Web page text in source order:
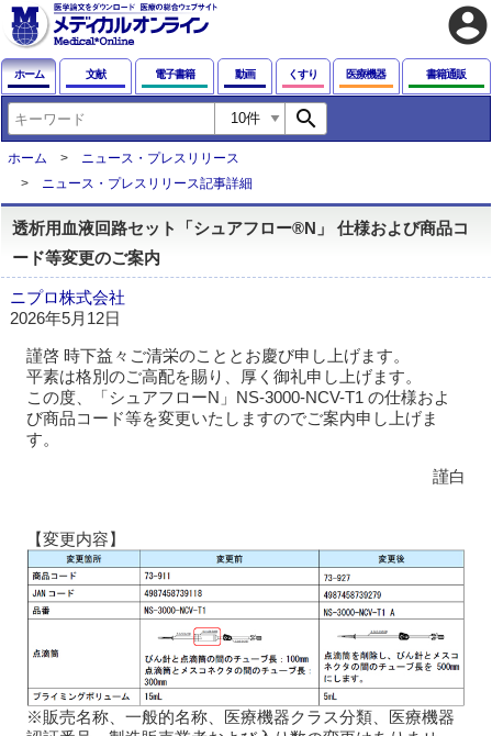
account_circle
ホーム 文献 電子書籍 動画 くすり 医療機器 書籍通販
search
ホーム
ニュース・プレスリリース
ニュース・プレスリリース記事詳細
透析用血液回路セット「シュアフロー®N」 仕様および商品コ
ード等変更のご案内
ニプロ株式会社
2026年5月12日
謹啓 時下益々ご清栄のこととお慶び申し上げます。
平素は格別のご高配を賜り、厚く御礼申し上げます。
この度、「シュアフローN」NS-3000-NCV-T1 の仕様およ
び商品コード等を変更いたしますのでご案内申し上げま
す。
謹白
【変更内容】
※販売名称、一般的名称、医療機器クラス分類、医療機器